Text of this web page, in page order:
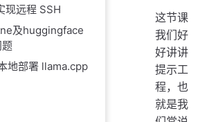
现远程 SSH
及huggingface
地部署 llama.cpp
这节课
我们好
好讲讲
提示工
程，也
就是我